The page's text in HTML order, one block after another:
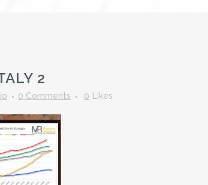
2
0 Comments 0 Likes